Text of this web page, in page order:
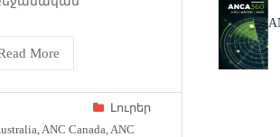
More
Լուրեր
ANC Canada ANC